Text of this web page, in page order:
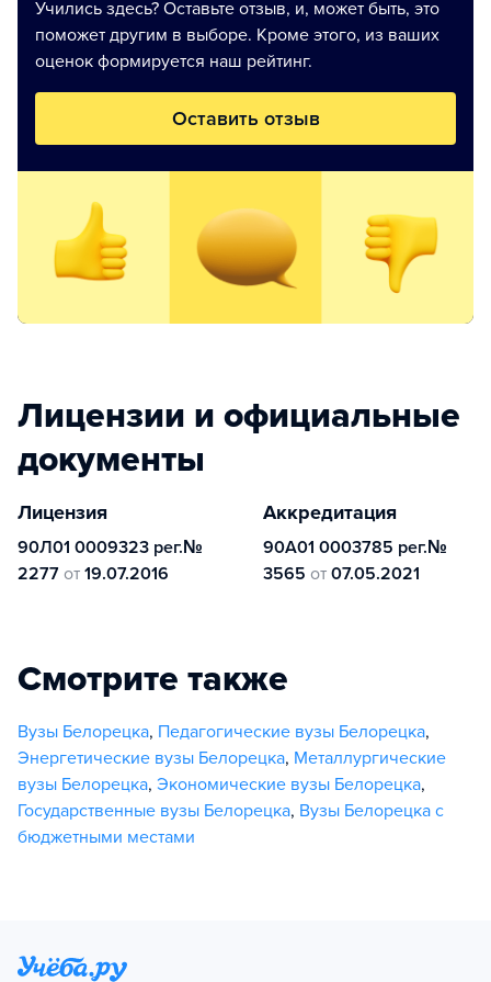
Учились здесь? Оставьте отзыв, и, может быть, это
поможет другим в выборе. Кроме этого, из ваших
оценок формируется наш рейтинг.
Оставить отзыв
Лицензии и официальные
документы
Лицензия
90Л01 0009323 рег.№
2277 от 19.07.2016
Аккредитация
90А01 0003785 рег.№
3565 от 07.05.2021
Смотрите также
Вузы Белорецка, Педагогические вузы Белорецка,
Энергетические вузы Белорецка, Металлургические
вузы Белорецка, Экономические вузы Белорецка,
Государственные вузы Белорецка, Вузы Белорецка с
бюджетными местами